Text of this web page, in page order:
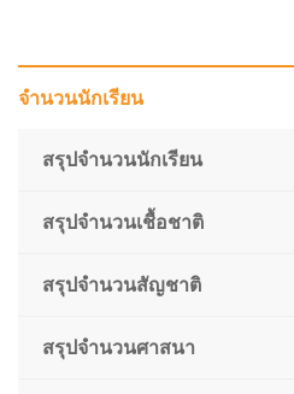
n
จำนวนนักเรียน
สรุปจำนวนนักเรียน
สรุปจำนวนเชื้อชาติ
สรุปจำนวนสัญชาติ
สรุปจำนวนศาสนา